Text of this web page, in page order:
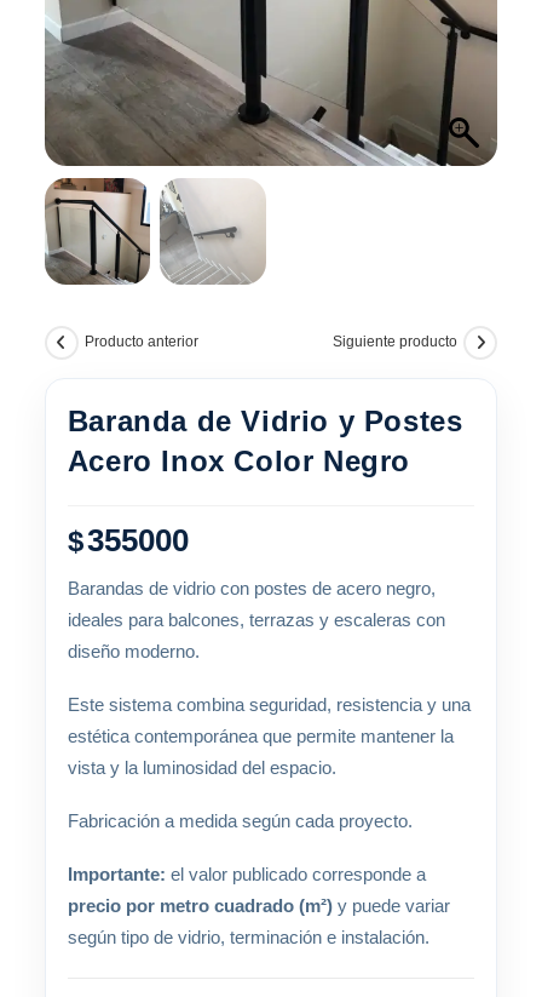
Producto anterior Siguiente producto
Baranda de Vidrio y Postes
Acero Inox Color Negro
$355000
Barandas de vidrio con postes de acero negro,
ideales para balcones, terrazas y escaleras con
diseño moderno.
Este sistema combina seguridad, resistencia y una
estética contemporánea que permite mantener la
vista y la luminosidad del espacio.
Fabricación a medida según cada proyecto.
Importante: el valor publicado corresponde a
precio por metro cuadrado (m²)y puede variar
según tipo de vidrio, terminación e instalación.